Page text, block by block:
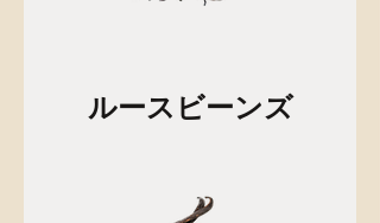
ルースビーンズ